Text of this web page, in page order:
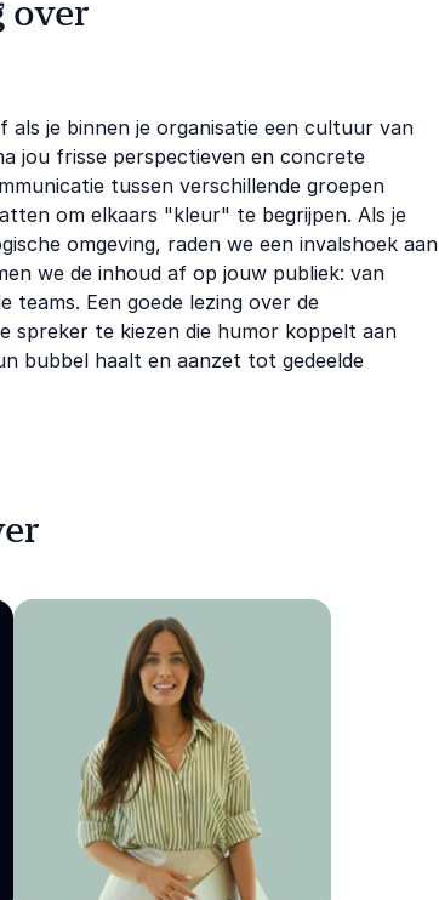
over
je binnen je organisatie een cultuur van
jou frisse perspectieven en concrete
tussen verschillende groepen
om elkaars "kleur" te begrijpen. Als je
omgeving, raden we een invalshoek aan
we de inhoud af op jouw publiek: van
teams. Een goede lezing over de
spreker te kiezen die humor koppelt aan
bubbel haalt en aanzet tot gedeelde